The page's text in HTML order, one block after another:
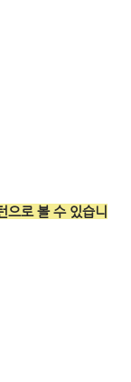
으로 볼 수 있습니